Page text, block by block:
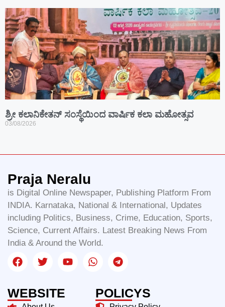
ಶ್ರೀ ಕಲಾನಿಕೇತನ್ ಸಂಸ್ಥೆಯಿಂದ ವಾರ್ಷಿಕ ಕಲಾ ಮಹೋತ್ಸವ
03/08/2026
Praja Neralu
is Digital Online Newspaper, Publishing Platform From
INDIA. Karnataka, National & International, Updates
including Politics, Business, Crime, Education, Sports,
Science, Current Affairs. Latest Breaking News From
India & Around the World.
WEBSITE POLICYS